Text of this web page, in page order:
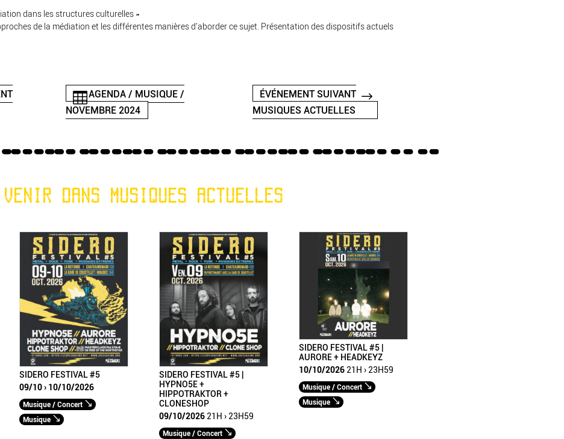
dans les structures culturelles »
de la médiation et les différentes manières d’aborder ce sujet. Présentation des dispositifs actuels
AGENDA / MUSIQUE /
NOVEMBRE 2024
ÉVÉNEMENT SUIVANT
MUSIQUES ACTUELLES
DANS MUSIQUES ACTUELLES
SIDERO FESTIVAL #5
09/10 › 10/10/2026
Musique / Concert
Musique
SIDERO FESTIVAL #5 |
HYPNO5E +
HIPPOTRAKTOR +
CLONESHOP
09/10/2026 21H › 23H59
Musique / Concert
SIDERO FESTIVAL #5 |
AURORE + HEADKEYZ
10/10/2026 21H › 23H59
Musique / Concert
Musique